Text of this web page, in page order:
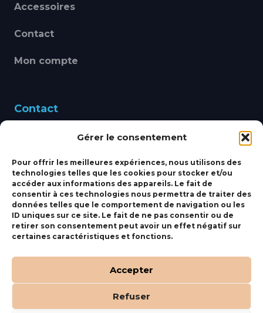
Gérer le consentement
Pour offrir les meilleures expériences, nous utilisons des
technologies telles que les cookies pour stocker et/ou
accéder aux informations des appareils. Le fait de
consentir à ces technologies nous permettra de traiter des
données telles que le comportement de navigation ou les
ID uniques sur ce site. Le fait de ne pas consentir ou de
retirer son consentement peut avoir un effet négatif sur
certaines caractéristiques et fonctions.
Accepter
Refuser
Accessoires
Contact
Mon compte
Contact
460 Avenue Alain Le
bbsmarine@bbs-
marine.fr
Fixe:04 27 50 24 50
Mobile:06 69 44 48 83
Orocom .